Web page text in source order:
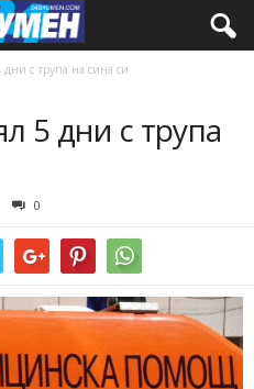
с трупа на сина си
5 дни с трупа
0